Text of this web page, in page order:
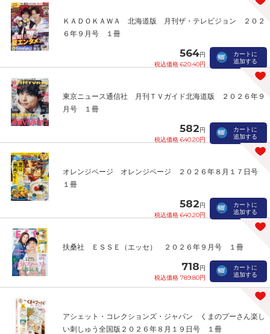
ＫＡＤＯＫＡＷＡ 北海道版 月刊ザ・テレビジョン ２０２
６年９月号 １冊
564円
税込価格 620.40円
カートに
追加する
東京ニュース通信社 月刊ＴＶガイド北海道版 ２０２６年９
月号 １冊
582円
税込価格 640.20円
カートに
追加する
オレンジページ オレンジページ ２０２６年８月１７日号
１冊
582円
税込価格 640.20円
カートに
追加する
扶桑社 ＥＳＳＥ（エッセ） ２０２６年９月号 １冊
718円
税込価格 789.80円
カートに
追加する
アシェット・コレクションズ・ジャパン くまのプーさん楽し
い刺しゅう全国版２０２６年８月１９日号 １冊